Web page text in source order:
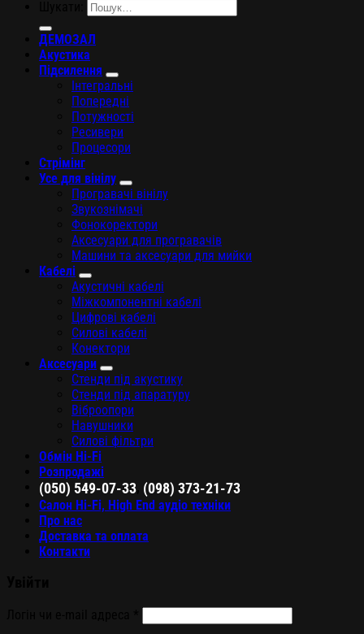
ДЕМОЗАЛ
Акустика
Підсилення
Інтегральні
Попередні
Потужності
Ресивери
Процесори
Стрімінг
Усе для вінілу
Програвачі вінілу
Звукознімачі
Фонокоректори
Аксесуари для програвачів
Машини та аксесуари для мийки
Кабелі
Акустичні кабелі
Міжкомпонентні кабелі
Цифрові кабелі
Силові кабелі
Конектори
Аксесуари
Стенди під акустику
Стенди під апаратуру
Віброопори
Навушники
Силові фільтри
Обмін Hi-Fi
Розпродажі
(050) 549-07-33 (098) 373-21-73
Салон Hi-Fi, High End аудіо техніки
Про нас
Доставка та оплата
Контакти